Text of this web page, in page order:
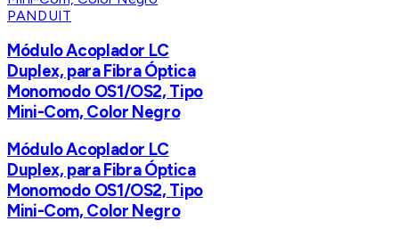
PANDUIT
Módulo Acoplador LC
Duplex, para Fibra Óptica
Monomodo OS1/OS2, Tipo
Mini-Com, Color Negro
Módulo Acoplador LC
Duplex, para Fibra Óptica
Monomodo OS1/OS2, Tipo
Mini-Com, Color Negro